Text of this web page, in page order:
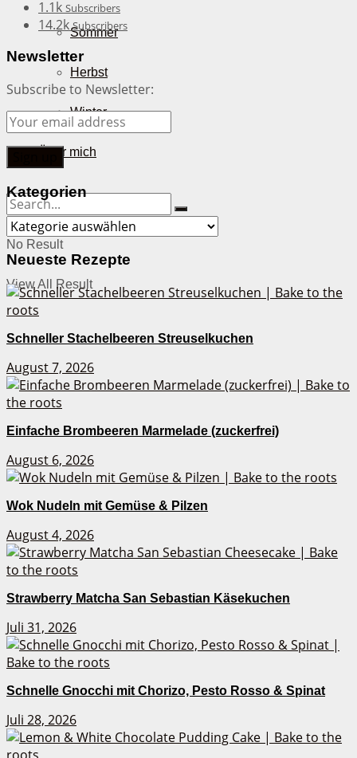
Sommer
Herbst
Winter
Über mich
No Result
View All Result
1.1k Subscribers
14.2k Subscribers
Newsletter
Subscribe to Newsletter:
Kategorien
Kategorien
Neueste Rezepte
Schneller Stachelbeeren Streuselkuchen
August 7, 2026
Einfache Brombeeren Marmelade (zuckerfrei)
August 6, 2026
Wok Nudeln mit Gemüse & Pilzen
August 4, 2026
Strawberry Matcha San Sebastian Käsekuchen
Juli 31, 2026
Schnelle Gnocchi mit Chorizo, Pesto Rosso & Spinat
Juli 28, 2026